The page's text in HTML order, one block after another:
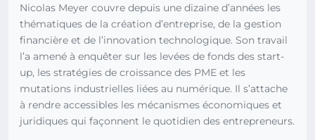
Nicolas Meyer couvre depuis une dizaine d’années les
thématiques de la création d’entreprise, de la gestion
financière et de l’innovation technologique. Son travail
l’a amené à enquêter sur les levées de fonds des start-
up, les stratégies de croissance des PME et les
mutations industrielles liées au numérique. Il s’attache
à rendre accessibles les mécanismes économiques et
juridiques qui façonnent le quotidien des entrepreneurs.